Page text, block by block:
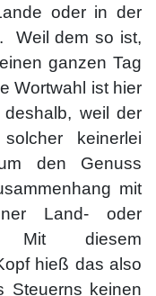
oder in der
Weil dem so ist,
ganzen Tag
Wortwahl ist hier
weil der
keinerlei
den Genuss
mit
Land- oder
Mit diesem
hieß das also
Steuerns keinen